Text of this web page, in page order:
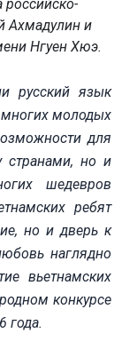
российско-
Ахмадулин и
Нгуен Хюэ.
русский язык
многих молодых
для
странами, но и
шедевров
ребят
но и дверь к
наглядно
вьетнамских
конкурсе
года.